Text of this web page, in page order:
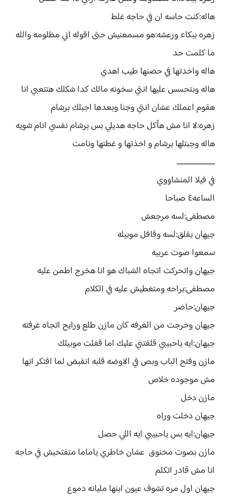
هاله:كنت حاسه ان في حاجه غلط
زهره ببكاء ورعشه:هو مسمعنيش حتى اقوله اني مظلومه والله
ما كلمت حد
هاله واخدتها في حضنها طيب اهدي
هاله وبتحسس عليها انتي سخونه مالك كدا شكلك هتتعبي انا
هقوم اعملك عشان انتي وجنا وبعدها اجبلك برشام
زهره:لا انا مش هأكل حاجه هديلي بس برشام نفسي انام شويه
هاله وجبتلها برشام و اخذتها و غطتها ونامت
ـــــــــــــــــــ
في فيلا المنشاووي
الساعه٤ صباحا
مصطفى:لسه مرجعش
جيهان بقلق:لسه وقافل موبيله
سمعوا صوت عربيه
جيهان واتحركت اتجاه الشباك هو انا هخرج اطمن عليه
مصطفى:براحه ومتغطيش عليه في الكلام
جيهان:حاضر
جيهان وخرجت من الغرفه كان مازن طلع ورايح اتجاه غرفته
جيهان:ايه ياحبيبي قلقتني عليك اما قفلت موبيلك
مازن وفتح الباب وبص في الاوضه قلبه انقبض لما افتكر انها
مش موجوده خلاص
مازن دخل
جيهان دخلت وراه
جيهان:ايه بس ياحبيبي ايه اللي حصل
مازن بصوت مخنوق عشان خاطري ياماما متفتحيش في حاجه
انا مش قادر اتكلم
جيهان اول مره تشوف عيون ابنها مليانه دموع